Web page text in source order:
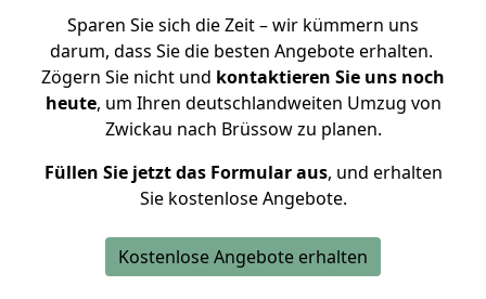
Sparen Sie sich die Zeit – wir kümmern uns
darum, dass Sie die besten Angebote erhalten.
Zögern Sie nicht und kontaktieren Sie uns noch
heute, um Ihren deutschlandweiten Umzug von
Zwickau nach Brüssow zu planen.
Füllen Sie jetzt das Formular aus, und erhalten
Sie kostenlose Angebote.
Kostenlose Angebote erhalten